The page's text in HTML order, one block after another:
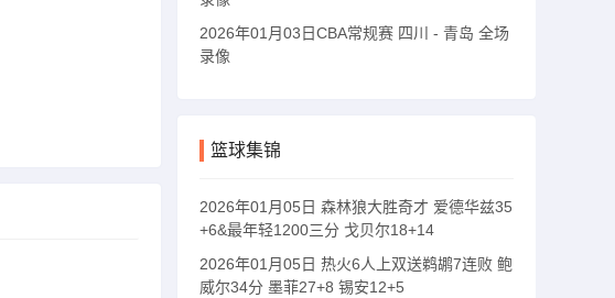
2026年01月03日CBA常规赛 四川 - 青岛 全场
录像
篮球集锦
2026年01月05日 森林狼大胜奇才 爱德华兹35
+6&最年轻1200三分 戈贝尔18+14
2026年01月05日 热火6人上双送鹈鹕7连败 鲍
威尔34分 墨菲27+8 锡安12+5